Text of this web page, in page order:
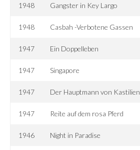
1948 Gangster in Key Largo
1948 Casbah -Verbotene Gassen
1947 Ein Doppelleben
1947 Singapore
1947 Der Hauptmann von Kastilien
1947 Reite auf dem rosa Pferd
1946 Night in Paradise